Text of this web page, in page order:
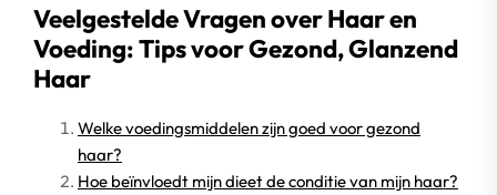
Veelgestelde Vragen over Haar en
Voeding: Tips voor Gezond, Glanzend
Haar
Welke voedingsmiddelen zijn goed voor gezond
haar?
Hoe beïnvloedt mijn dieet de conditie van mijn haar?